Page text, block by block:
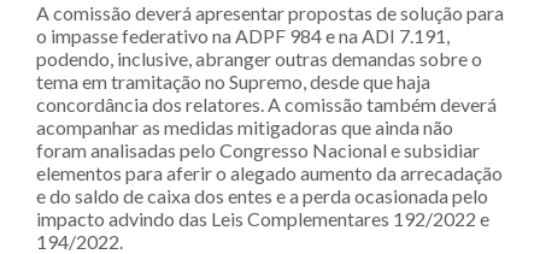
A comissão deverá apresentar propostas de solução para
o impasse federativo na ADPF 984 e na ADI 7.191,
podendo, inclusive, abranger outras demandas sobre o
tema em tramitação no Supremo, desde que haja
concordância dos relatores. A comissão também deverá
acompanhar as medidas mitigadoras que ainda não
foram analisadas pelo Congresso Nacional e subsidiar
elementos para aferir o alegado aumento da arrecadação
e do saldo de caixa dos entes e a perda ocasionada pelo
impacto advindo das Leis Complementares 192/2022 e
194/2022.